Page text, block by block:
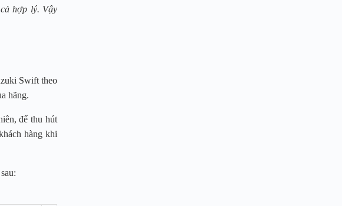
hợp lý. Vậy
Swift theo
hãng.
để thu hút
hàng khi